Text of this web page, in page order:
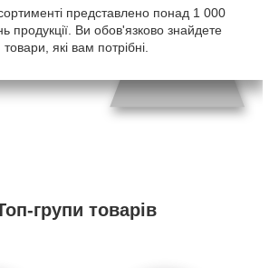
представлено понад 1 000
продукції. Ви обов'язково знайдете
товари, які вам потрібні.
групи товарів